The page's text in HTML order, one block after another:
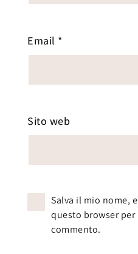
Email *
Sito web
Salva il mio nome,
questo browser
commento.